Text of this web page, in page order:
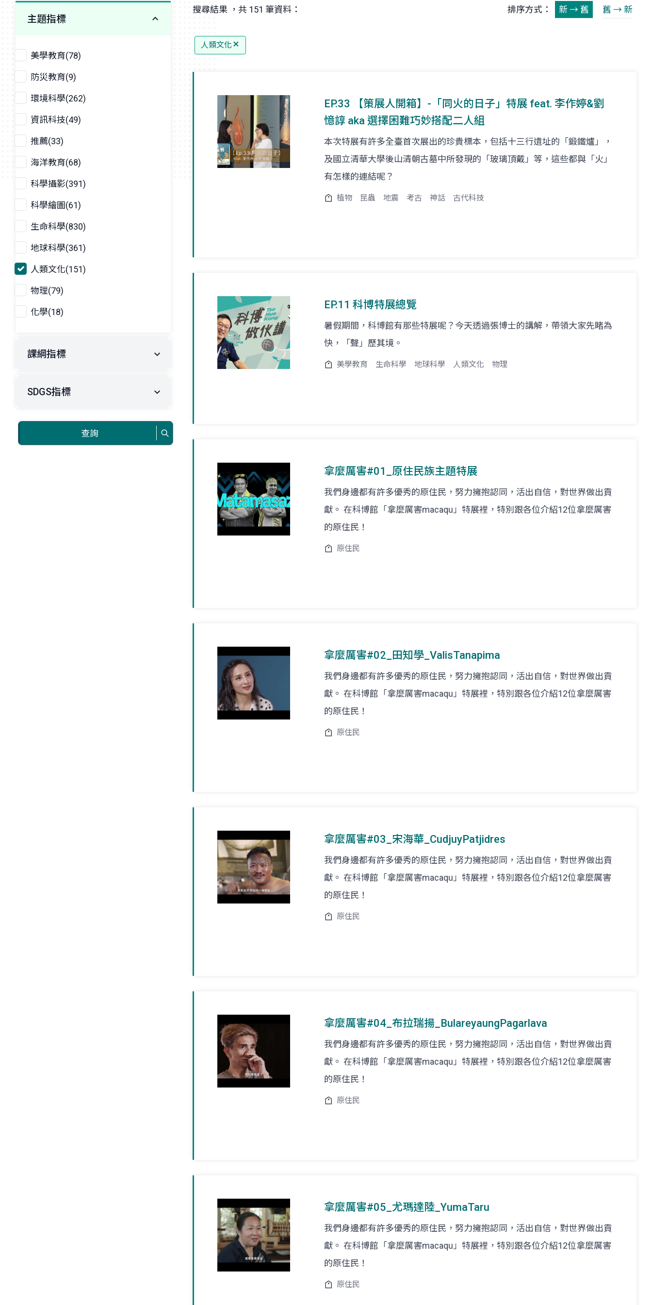
主題指標
美學教育(78)
防災教育(9)
環境科學(262)
資訊科技(49)
推薦(33)
海洋教育(68)
科學攝影(391)
科學繪圖(61)
生命科學(830)
地球科學(361)
人類文化(151)
物理(79)
化學(18)
課綱指標
SDGS指標
查詢
搜尋結果 ，共 151 筆資料： 排序方式： 新 → 舊 舊 → 新
人類文化
EP.33 【策展人開箱】-「同火的日子」特展 feat. 李作婷&劉
憶諄 aka 選擇困難巧妙搭配二人組
本次特展有許多全臺首次展出的珍貴標本，包括十三行遺址的「鍛鐵爐」，
及國立清華大學後山清朝古墓中所發現的「玻璃頂戴」等，這些都與「火」
有怎樣的連結呢？
植物 昆蟲 地震 考古 神話 古代科技
EP.11 科博特展總覽
暑假期間，科博館有那些特展呢？今天透過張博士的講解，帶領大家先睹為
快，「聲」歷其境。
美學教育 生命科學 地球科學 人類文化 物理
拿麼厲害#01_原住民族主題特展
我們身邊都有許多優秀的原住民，努力擁抱認同，活出自信，對世界做出貢
獻。 在科博館「拿麼厲害macaqu」特展裡，特別跟各位介紹12位拿麼厲害
的原住民！
原住民
拿麼厲害#02_田知學_ValisTanapima
我們身邊都有許多優秀的原住民，努力擁抱認同，活出自信，對世界做出貢
獻。 在科博館「拿麼厲害macaqu」特展裡，特別跟各位介紹12位拿麼厲害
的原住民！
原住民
拿麼厲害#03_宋海華_CudjuyPatjidres
我們身邊都有許多優秀的原住民，努力擁抱認同，活出自信，對世界做出貢
獻。 在科博館「拿麼厲害macaqu」特展裡，特別跟各位介紹12位拿麼厲害
的原住民！
原住民
拿麼厲害#04_布拉瑞揚_BulareyaungPagarlava
我們身邊都有許多優秀的原住民，努力擁抱認同，活出自信，對世界做出貢
獻。 在科博館「拿麼厲害macaqu」特展裡，特別跟各位介紹12位拿麼厲害
的原住民！
原住民
拿麼厲害#05_尤瑪達陸_YumaTaru
我們身邊都有許多優秀的原住民，努力擁抱認同，活出自信，對世界做出貢
獻。 在科博館「拿麼厲害macaqu」特展裡，特別跟各位介紹12位拿麼厲害
的原住民！
原住民